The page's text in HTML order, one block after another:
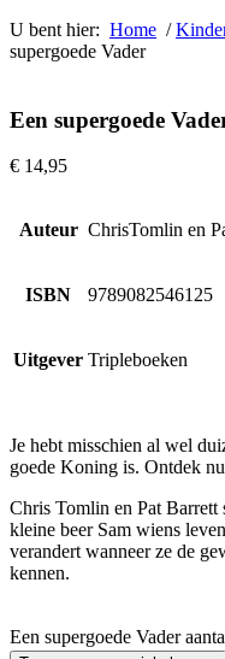
U bent hier: Home /
supergoede Vader
Een supergoede
€ 14,95
Auteur ChrisTomlin en
ISBN 9789082546125
Uitgever Tripleboeken
Je hebt misschien al wel
goede Koning is. Ontdek
Chris Tomlin en Pat Barrett
kleine beer Sam wiens
verandert wanneer ze de
kennen.
Een supergoede Vader